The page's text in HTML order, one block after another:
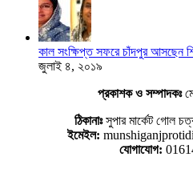
কাল সংক্ষিপ্ত সফরে চাঁদপুর আসছেন
জুলাই ৪, ২০১৯
প্রকাশক ও সম্পাদকঃ
ঠিকানাঃসুপার মার্কেট গোল
ইমেইল:
যোগাযোগ: